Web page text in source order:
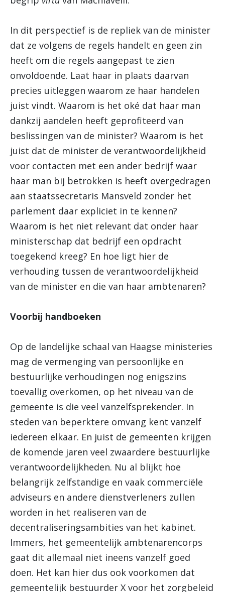
In dit perspectief is de repliek van de minister
dat ze volgens de regels handelt en geen zin
heeft om die regels aangepast te zien
onvoldoende. Laat haar in plaats daarvan
precies uitleggen waarom ze haar handelen
juist vindt. Waarom is het oké dat haar man
dankzij aandelen heeft geprofiteerd van
beslissingen van de minister? Waarom is het
juist dat de minister de verantwoordelijkheid
voor contacten met een ander bedrijf waar
haar man bij betrokken is heeft overgedragen
aan staatssecretaris Mansveld zonder het
parlement daar expliciet in te kennen?
Waarom is het niet relevant dat onder haar
ministerschap dat bedrijf een opdracht
toegekend kreeg? En hoe ligt hier de
verhouding tussen de verantwoordelijkheid
van de minister en die van haar ambtenaren?
Voorbij handboeken
Op de landelijke schaal van Haagse ministeries
mag de vermenging van persoonlijke en
bestuurlijke verhoudingen nog enigszins
toevallig overkomen, op het niveau van de
gemeente is die veel vanzelfsprekender. In
steden van beperktere omvang kent vanzelf
iedereen elkaar. En juist de gemeenten krijgen
de komende jaren veel zwaardere bestuurlijke
verantwoordelijkheden. Nu al blijkt hoe
belangrijk zelfstandige en vaak commerciële
adviseurs en andere dienstverleners zullen
worden in het realiseren van de
decentraliseringsambities van het kabinet.
Immers, het gemeentelijk ambtenarencorps
gaat dit allemaal niet ineens vanzelf goed
doen. Het kan hier dus ook voorkomen dat
gemeentelijk bestuurder X voor het zorgbeleid